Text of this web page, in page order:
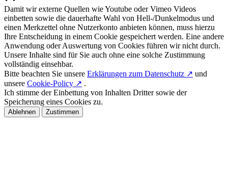
Damit wir externe Quellen wie Youtube oder Vimeo Videos
einbetten sowie die dauerhafte Wahl von Hell-/Dunkelmodus und
einen Merkzettel ohne Nutzerkonto anbieten können, muss hierzu
Ihre Entscheidung in einem Cookie gespeichert werden. Eine andere
Anwendung oder Auswertung von Cookies führen wir nicht durch.
Unsere Inhalte sind für Sie auch ohne eine solche Zustimmung
vollständig einsehbar.
Bitte beachten Sie unsere Erklärungen zum Datenschutz ↗ und
unsere Cookie-Policy ↗ .
Ich stimme der Einbettung von Inhalten Dritter sowie der
Speicherung eines Cookies zu.
Ablehnen Zustimmen